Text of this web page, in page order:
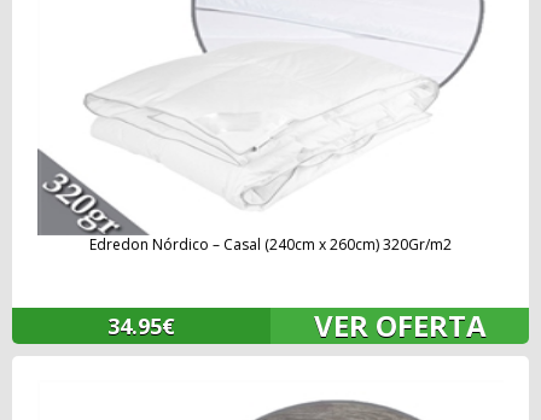
Edredon Nórdico – Casal (240cm x 260cm) 320Gr/m2
34.95€ VER OFERTA